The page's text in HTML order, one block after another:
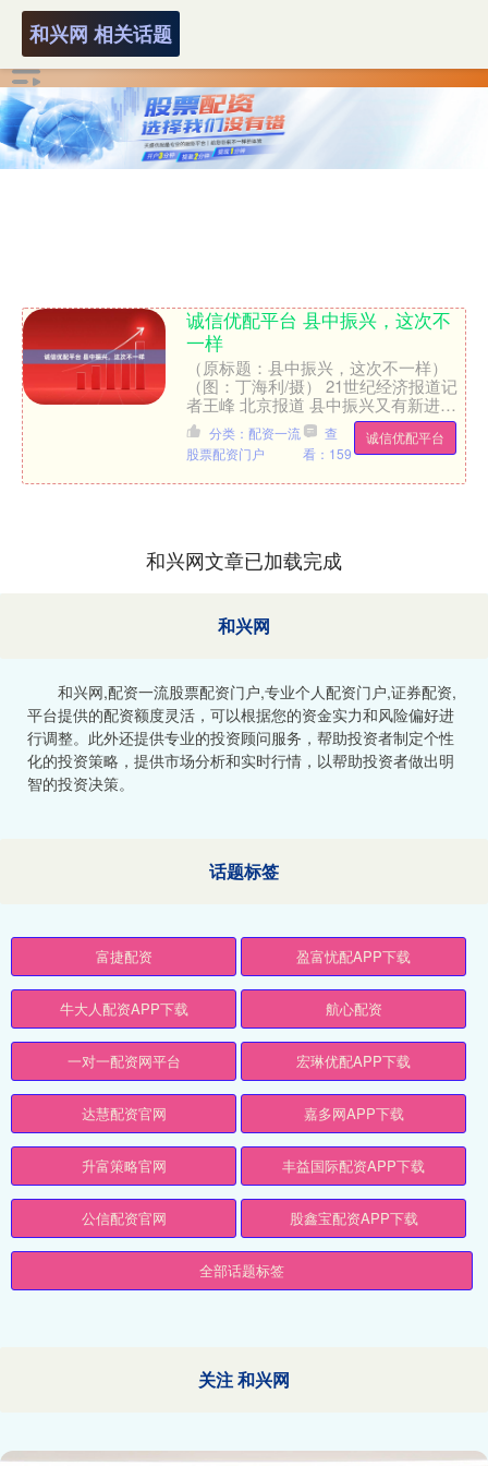
和兴网 相关话题
诚信优配平台 县中振兴，这次不
一样
（原标题：县中振兴，这次不一样）
（图：丁海利/摄） 21世纪经济报道记
者王峰 北京报道 县中振兴又有新进
展。在9月23日国新办发布会上，教育
部部长怀进鹏介绍，....
诚信优配平台
分类：配资一流
股票配资门户
查
看：159
和兴网文章已加载完成
和兴网
和兴网,配资一流股票配资门户,专业个人配资门户,证券配资,
平台提供的配资额度灵活，可以根据您的资金实力和风险偏好进
行调整。此外还提供专业的投资顾问服务，帮助投资者制定个性
化的投资策略，提供市场分析和实时行情，以帮助投资者做出明
智的投资决策。
话题标签
富捷配资 盈富忧配APP下载
牛大人配资APP下载 航心配资
一对一配资网平台 宏琳优配APP下载
达慧配资官网 嘉多网APP下载
升富策略官网 丰益国际配资APP下载
公信配资官网 股鑫宝配资APP下载
全部话题标签
关注 和兴网